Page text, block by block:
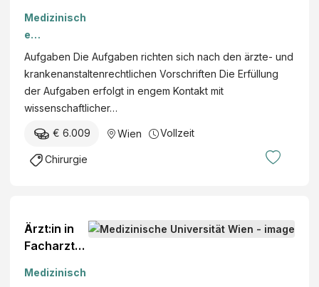
im
Sonderfac
h
„Allgemein
- und
Viszeralchi
rurgie“
(m/w/d)
Medizinisch
e
Universität
Wien
Aufgaben Die Aufgaben richten sich nach den ärzte- und
krankenanstaltenrechtlichen Vorschriften Die Erfüllung
der Aufgaben erfolgt in engem Kontakt mit
wissenschaftlicher…
€ 6.009 Wien Vollzeit
Chirurgie
Ärzt:in in
Facharzta
im
Medizinisch